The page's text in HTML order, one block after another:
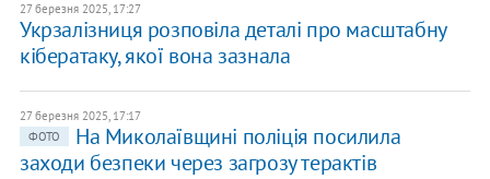
27 березня 2025, 17:27
Укрзалізниця розповіла деталі про масштабну
кібератаку, якої вона зазнала
27 березня 2025, 17:17
ФОТО
​На Миколаївщині поліція посилила
заходи безпеки через загрозу терактів